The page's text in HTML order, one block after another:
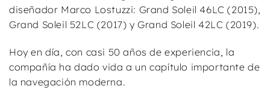
diseñador Marco Lostuzzi: Grand Soleil 46LC (2015),
Grand Soleil 52LC (2017) y Grand Soleil 42LC (2019).
Hoy en día, con casi 50 años de experiencia, la
compañía ha dado vida a un capítulo importante de
la navegación moderna.